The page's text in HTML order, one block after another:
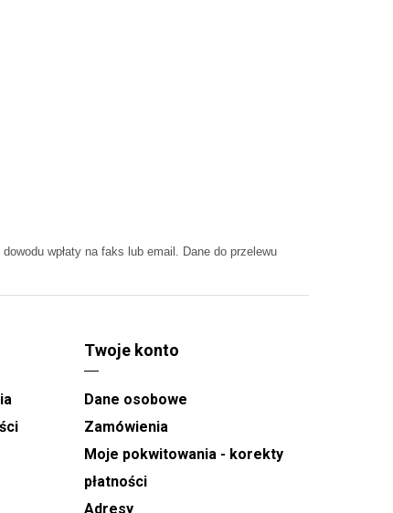
wpłaty na faks lub email. Dane do przelewu
Twoje konto
Dane osobowe
Zamówienia
Moje pokwitowania - korekty
płatności
Adresy